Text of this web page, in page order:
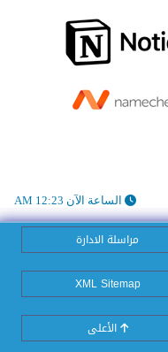
الساعة الآن 12:23 AM
مراسلة الادارة
XML Sitemap
الأعلى